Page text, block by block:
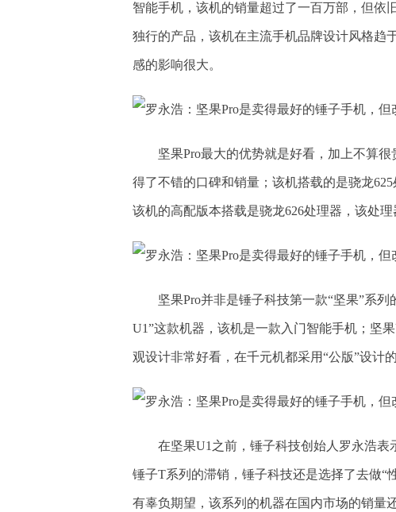
智能手机，该机的销量超过了一百万部，但依
独行的产品，该机在主流手机品牌设计风格趋
感的影响很大。
坚果Pro最大的优势就是好看，加上不算
得了不错的口碑和销量；该机搭载的是骁龙
该机的高配版本搭载是骁龙626处理器，该处理
坚果Pro并非是锤子科技第一款“坚果”系
U1”这款机器，该机是一款入门智能手机；坚
观设计非常好看，在千元机都采用“公版”设计
在坚果U1之前，锤子科技创始人罗永浩
锤子T系列的滞销，锤子科技还是选择了去做“
有辜负期望，该系列的机器在国内市场的销量